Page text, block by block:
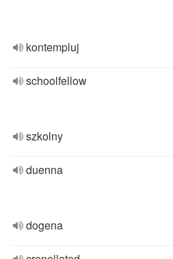
kontempluj
schoolfellow
szkolny
duenna
dogena